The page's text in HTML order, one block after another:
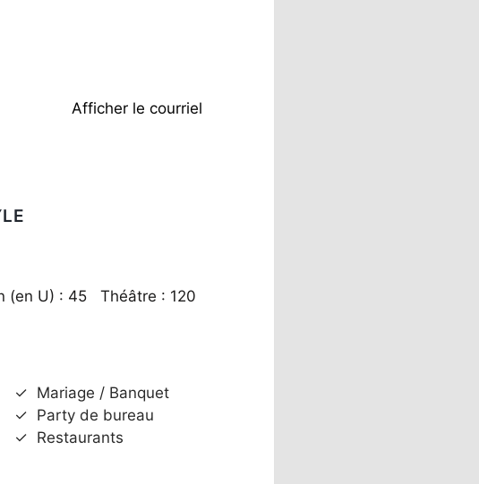
Afficher le courriel
(en U) : 45 Théâtre : 120
✓ Mariage / Banquet
✓ Party de bureau
✓ Restaurants